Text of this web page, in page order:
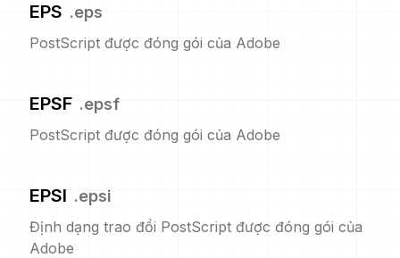
EPS .eps
PostScript được đóng gói của Adobe
EPSF .epsf
PostScript được đóng gói của Adobe
EPSI .epsi
Định dạng trao đổi PostScript được đóng gói của
Adobe